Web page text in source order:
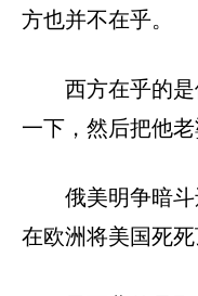
方也并不在乎。
西方在乎的
一下，然后把他老
俄美明争暗
在欧洲将美国死死